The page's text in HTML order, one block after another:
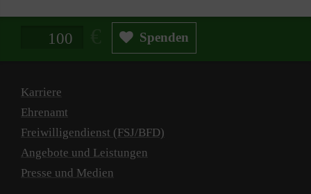
Spendenbetrag in Euro Spenden
Karriere
Ehrenamt
Freiwilligendienst (FSJ/BFD)
Angebote und Leistungen
Presse und Medien